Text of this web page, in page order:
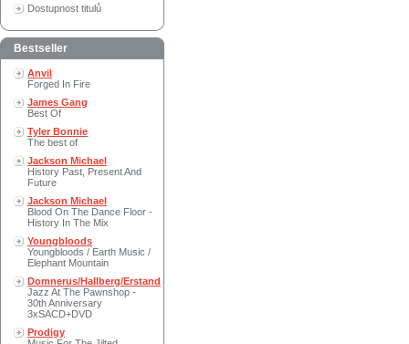
Dostupnost titulů
Bestseller
Anvil
Forged In Fire
James Gang
Best Of
Tyler Bonnie
The best of
Jackson Michael
History Past, Present And
Future
Jackson Michael
Blood On The Dance Floor -
History In The Mix
Youngbloods
Youngbloods / Earth Music /
Elephant Mountain
Domnerus/Hallberg/Erstand
Jazz At The Pawnshop -
30th Anniversary
3xSACD+DVD
Prodigy